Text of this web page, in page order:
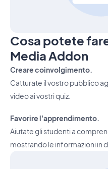
Cosa potete
Media Addon
Creare coinvolgimento.
Catturate il vostro pubblico
video ai vostri quiz.
Favorire l'apprendimento.
Aiutate gli studenti a
mostrando le informazioni in